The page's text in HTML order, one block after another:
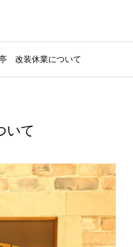
改装休業について
いて